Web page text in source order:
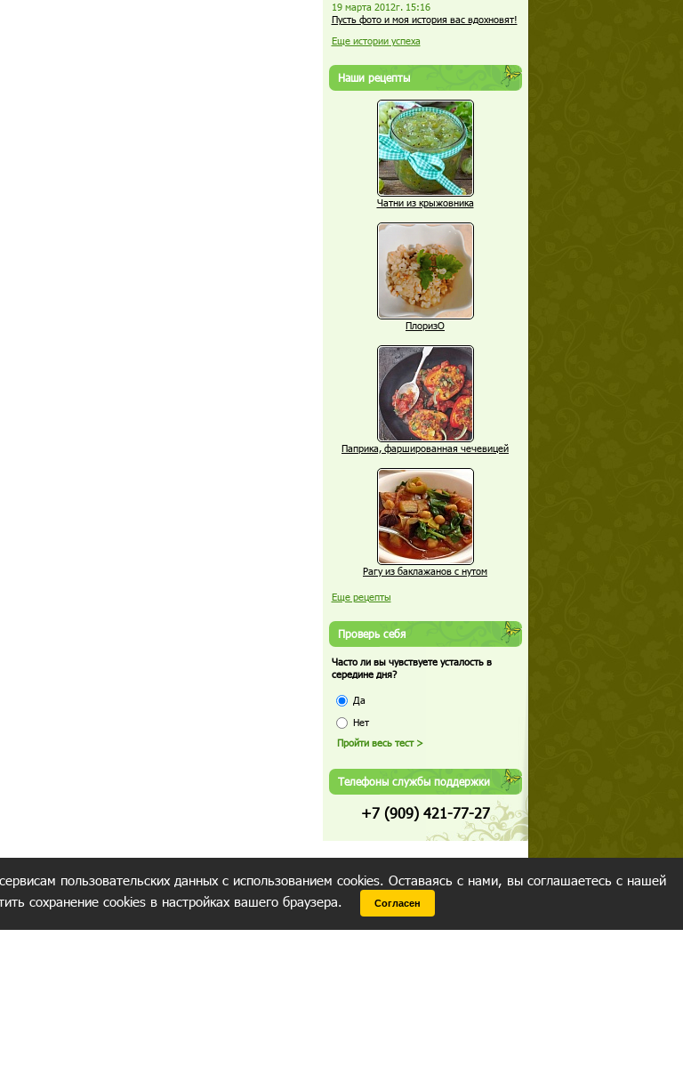
19 марта 2012г. 15:16
Пусть фото и моя история вас вдохновят!
Еще истории успеха
Наши рецепты
Чатни из крыжовника
ПлоризО
Паприка, фаршированная чечевицей
Рагу из баклажанов с нутом
Еще рецепты
Проверь себя
Часто ли вы чувствуете усталость в
середине дня?
Да
Нет
Телефоны службы поддержки
+7 (909) 421-77-27
пользовательских данных с использованием cookies. Оставаясь с нами, вы соглашаетесь с нашей
сохранение cookies в настройках вашего браузера. Согласен